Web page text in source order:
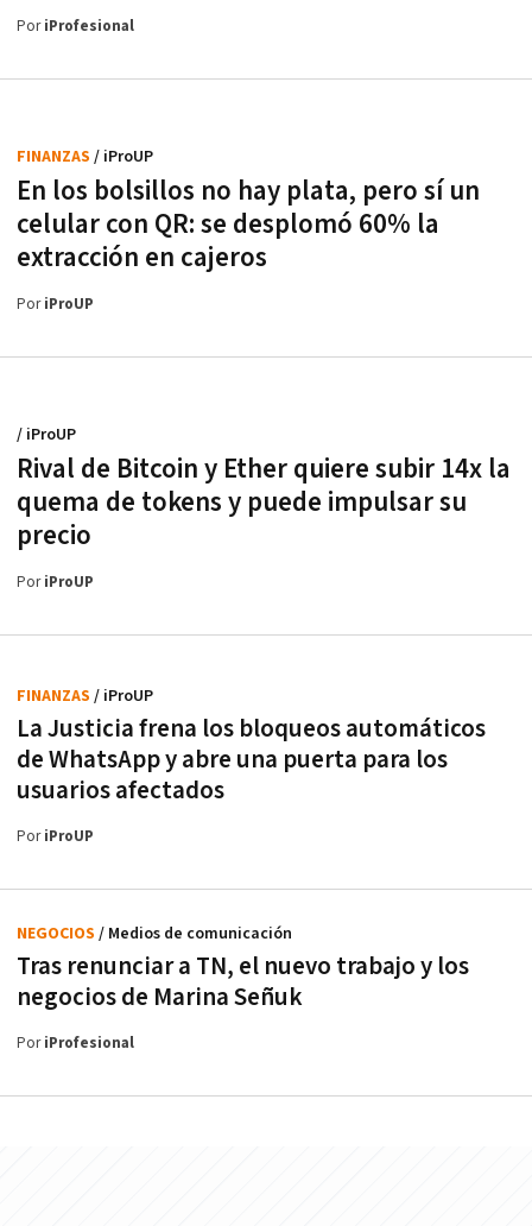
PoriProfesional
En los bolsillos no hay plata, pero sí un
celular con QR: se desplomó 60% la
extracción en cajeros
FINANZAS / iProUP
PoriProUP
Rival de Bitcoin y Ether quiere subir 14x la
quema de tokens y puede impulsar su
precio
/ iProUP
PoriProUP
La Justicia frena los bloqueos automáticos
de WhatsApp y abre una puerta para los
usuarios afectados
FINANZAS / iProUP
PoriProUP
Tras renunciar a TN, el nuevo trabajo y los
negocios de Marina Señuk
NEGOCIOS / Medios de comunicación
PoriProfesional